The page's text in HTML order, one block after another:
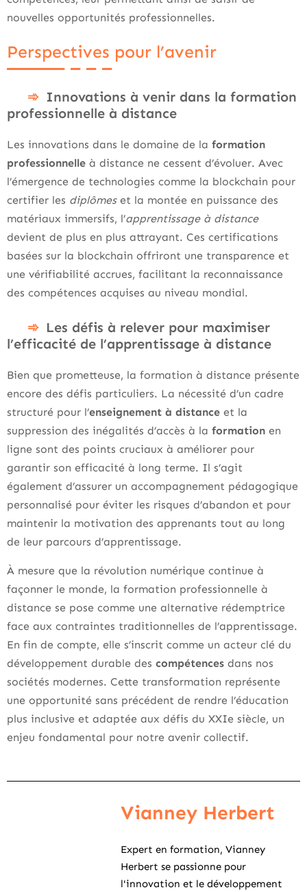
nouvelles opportunités professionnelles.
Perspectives pour l’avenir
Innovations à venir dans la formation
professionnelle à distance
Les innovations dans le domaine de la formation
professionnelle à distance ne cessent d’évoluer. Avec
l’émergence de technologies comme la blockchain pour
certifier les diplômeset la montée en puissance des
matériaux immersifs, l’apprentissage à distance
devient de plus en plus attrayant. Ces certifications
basées sur la blockchain offriront une transparence et
une vérifiabilité accrues, facilitant la reconnaissance
des compétences acquises au niveau mondial.
Les défis à relever pour maximiser
l’efficacité de l’apprentissage à distance
Bien que prometteuse, la formation à distance présente
encore des défis particuliers. La nécessité d’un cadre
structuré pour l’enseignement à distance et la
suppression des inégalités d’accès à la formation en
ligne sont des points cruciaux à améliorer pour
garantir son efficacité à long terme. Il s’agit
également d’assurer un accompagnement pédagogique
personnalisé pour éviter les risques d’abandon et pour
maintenir la motivation des apprenants tout au long
de leur parcours d’apprentissage.
À mesure que la révolution numérique continue à
façonner le monde, la formation professionnelle à
distance se pose comme une alternative rédemptrice
face aux contraintes traditionnelles de l’apprentissage.
En fin de compte, elle s’inscrit comme un acteur clé du
développement durable des compétences dans nos
sociétés modernes. Cette transformation représente
une opportunité sans précédent de rendre l’éducation
plus inclusive et adaptée aux défis du XXIe siècle, un
enjeu fondamental pour notre avenir collectif.
Vianney Herbert
Expert en formation, Vianney
Herbert se passionne pour
l'innovation et le développement